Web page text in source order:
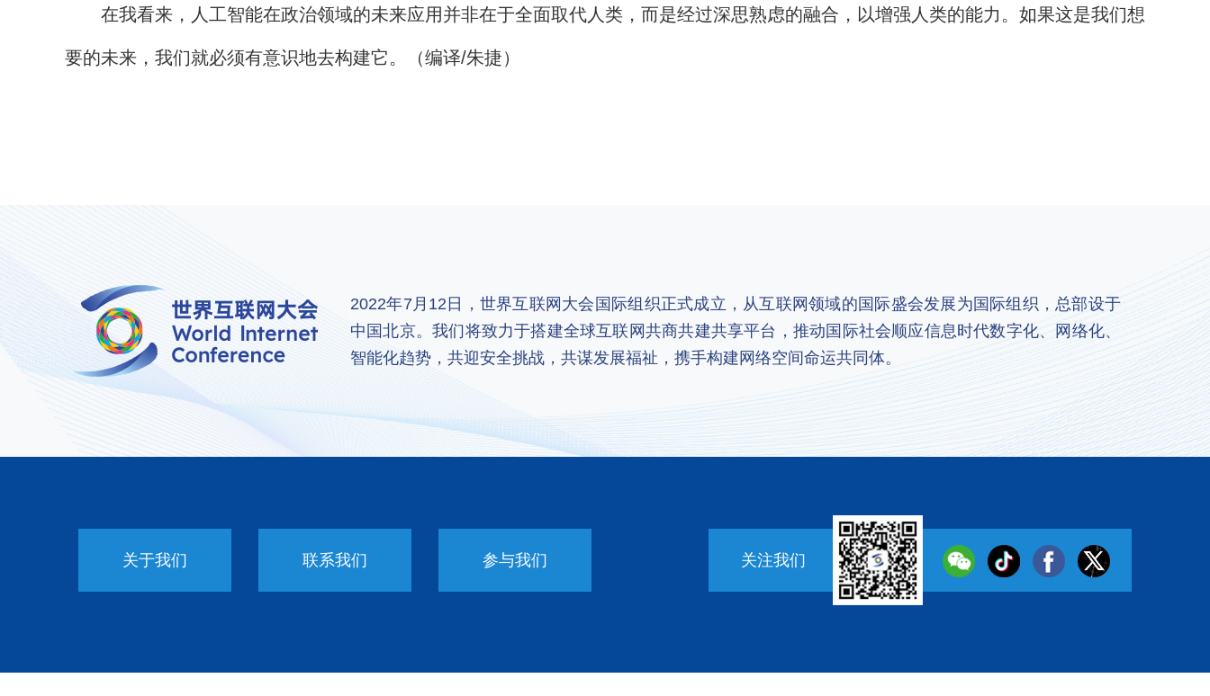
在我看来，人工智能在政治领域的未来应用并非在于全面取代人类，而是经过深思熟虑的融合，以增强人类的能力。如果这是我们想
要的未来，我们就必须有意识地去构建它。（编译/朱捷）
2022年7月12日，世界互联网大会国际组织正式成立，从互联网领域的国际盛会发展为国际组织，总部设于
中国北京。我们将致力于搭建全球互联网共商共建共享平台，推动国际社会顺应信息时代数字化、网络化、
智能化趋势，共迎安全挑战，共谋发展福祉，携手构建网络空间命运共同体。
关于我们 联系我们 参与我们 关注我们